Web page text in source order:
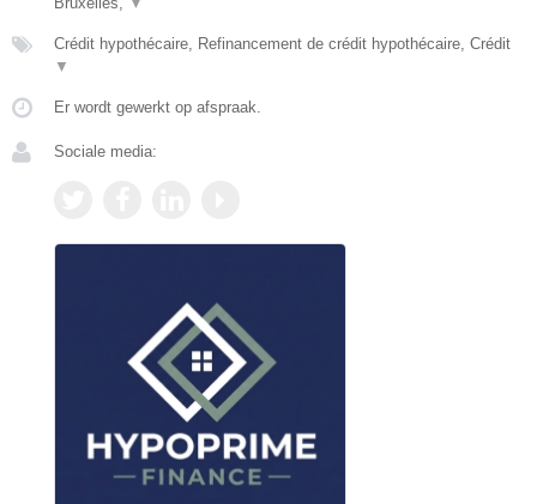
Crédit hypothécaire, Refinancement de crédit hypothécaire, Crédit
▼
Er wordt gewerkt op afspraak.
Sociale media: